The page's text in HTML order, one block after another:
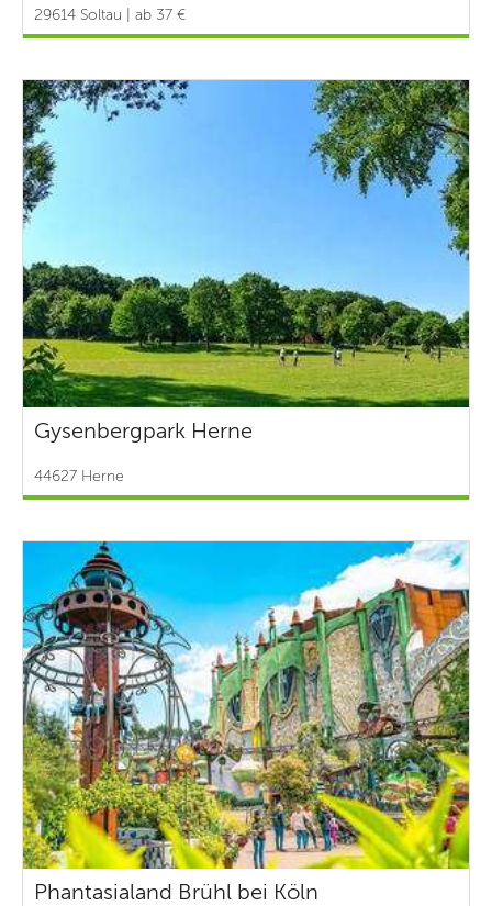
29614 Soltau | ab 37 €
Gysenbergpark Herne
44627 Herne
Phantasialand Brühl bei Köln